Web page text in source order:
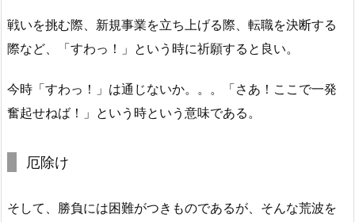
戦いを挑む際、新規事業を立ち上げる際、転職を決断する
際など、「すわっ！」という時に祈願すると良い。
今時「すわっ！」は通じないか。。。「さあ！ここで一発
奮起せねば！」という時という意味である。
厄除け
そして、勝負には困難がつきものであるが、そんな荒波を